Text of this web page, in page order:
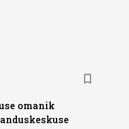
omanik